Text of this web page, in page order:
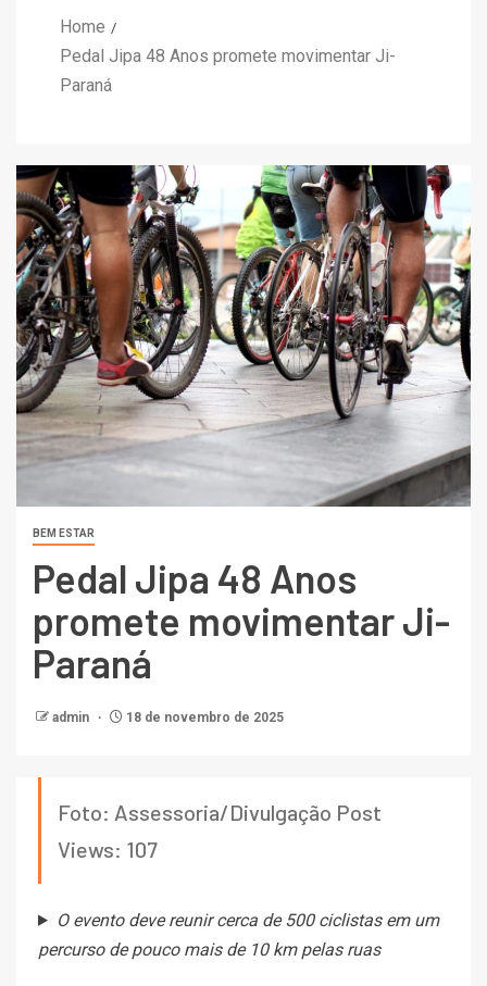
Home
Pedal Jipa 48 Anos promete movimentar Ji-
Paraná
BEM ESTAR
Pedal Jipa 48 Anos
promete movimentar Ji-
Paraná
admin 18 de novembro de 2025
Foto: Assessoria/Divulgação Post
Views: 107
O evento deve reunir cerca de 500 ciclistas em um
percurso de pouco mais de 10 km pelas ruas